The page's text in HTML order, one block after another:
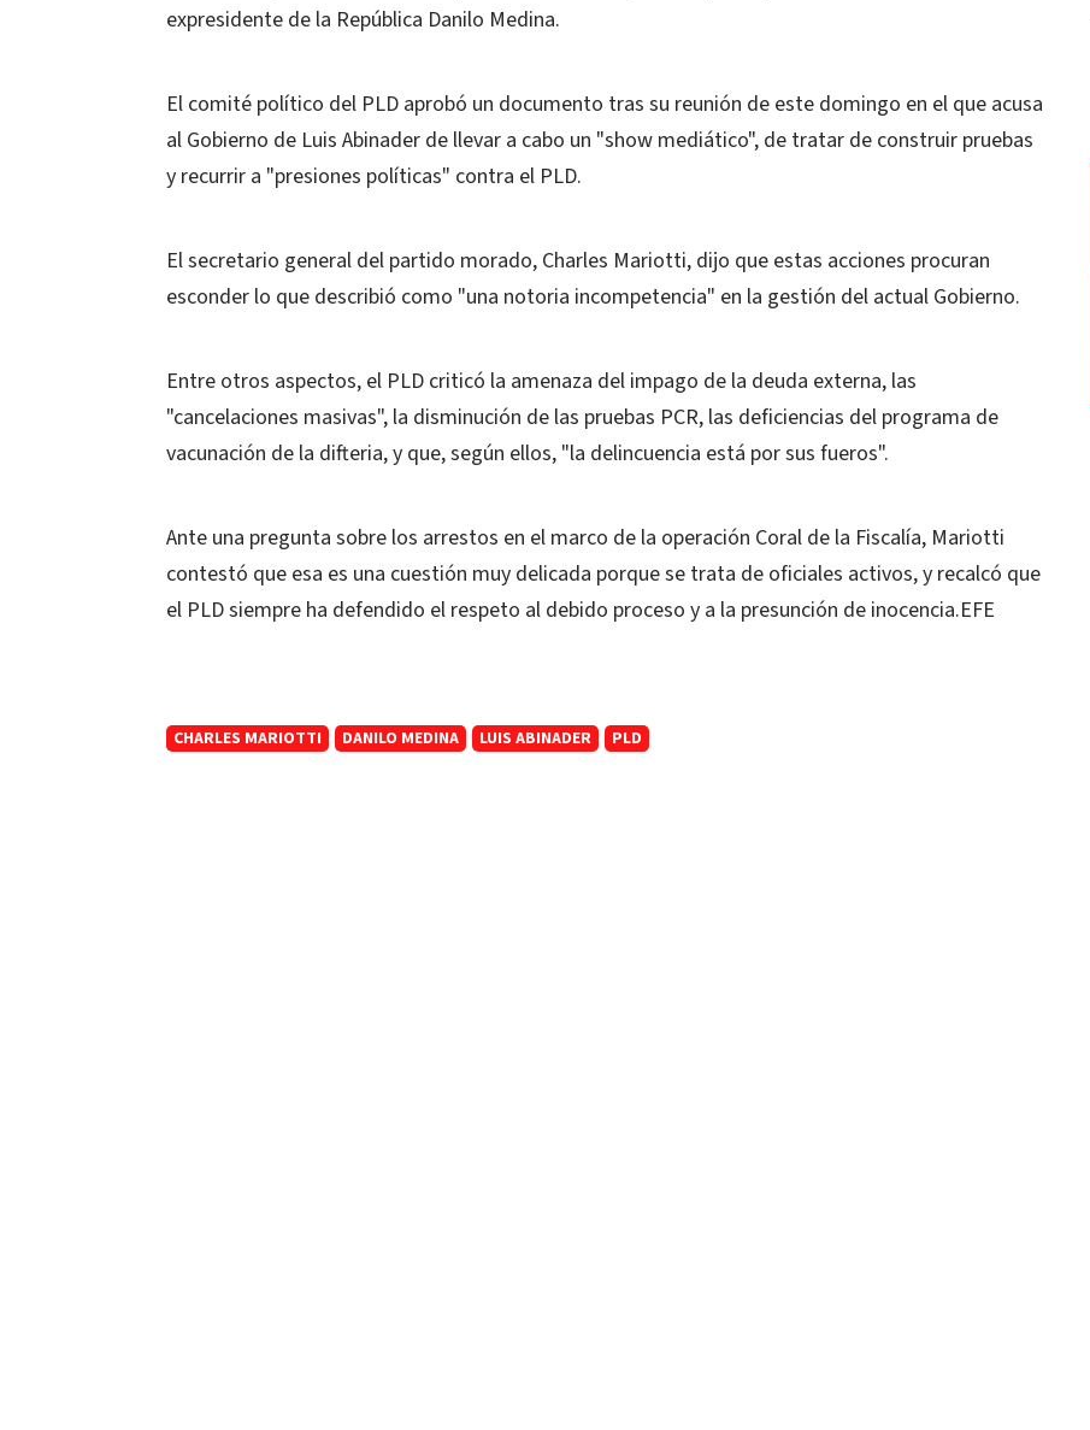
expresidente de la República Danilo Medina.
El comité político del PLD aprobó un documento tras su reunión de este domingo en el que acusa
al Gobierno de Luis Abinader de llevar a cabo un "show mediático", de tratar de construir pruebas
y recurrir a "presiones políticas" contra el PLD.
El secretario general del partido morado, Charles Mariotti, dijo que estas acciones procuran
esconder lo que describió como "una notoria incompetencia" en la gestión del actual Gobierno.
Entre otros aspectos, el PLD criticó la amenaza del impago de la deuda externa, las
"cancelaciones masivas", la disminución de las pruebas PCR, las deficiencias del programa de
vacunación de la difteria, y que, según ellos, "la delincuencia está por sus fueros".
Ante una pregunta sobre los arrestos en el marco de la operación Coral de la Fiscalía, Mariotti
contestó que esa es una cuestión muy delicada porque se trata de oficiales activos, y recalcó que
el PLD siempre ha defendido el respeto al debido proceso y a la presunción de inocencia.EFE
CHARLES MARIOTTI DANILO MEDINA LUIS ABINADER PLD